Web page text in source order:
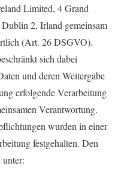
Limited, 4 Grand
2, Irland gemeinsam
(Art. 26 DSGVO).
sich dabei
und deren Weitergabe
erfolgende Verarbeitung
Verantwortung.
wurden in einer
festgehalten. Den